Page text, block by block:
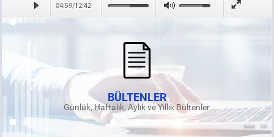
BÜLTENLER
Günlük, Haftalık, Aylık ve Yıllık Bültenler